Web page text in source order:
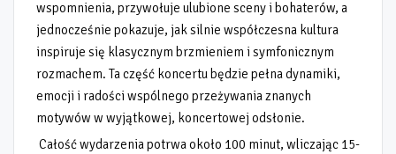
wspomnienia, przywołuje ulubione sceny i bohaterów, a
jednocześnie pokazuje, jak silnie współczesna kultura
inspiruje się klasycznym brzmieniem i symfonicznym
rozmachem. Ta część koncertu będzie pełna dynamiki,
emocji i radości wspólnego przeżywania znanych
motywów w wyjątkowej, koncertowej odsłonie.
Całość wydarzenia potrwa około 100 minut, wliczając 15-